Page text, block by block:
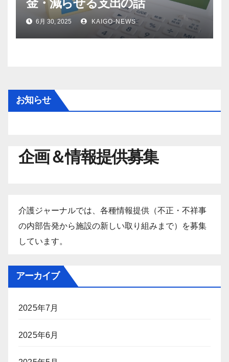
6月 30, 2025 KAIGO-NEWS
お知らせ
企画＆情報提供募集
介護ジャーナルでは、各種情報提供（不正・不祥事
の内部告発から施設の新しい取り組みまで）を募集
しています。
アーカイブ
2025年7月
2025年6月